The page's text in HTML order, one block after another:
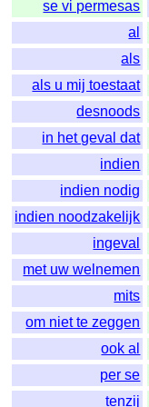
se vi permesas
al
als
als u mij toestaat
desnoods
in het geval dat
indien
indien nodig
indien noodzakelijk
ingeval
met uw welnemen
mits
om niet te zeggen
ook al
per se
tenzij